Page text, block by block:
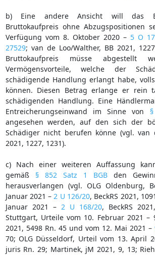
b) Eine andere Ansicht will das
Bruttokaufpreis ohne Abzugspositionen
Verfügung vom 8. Oktober 2020 – 5 O
27529; van de Loo/Walther, BB 2021,
Bruttokaufpreis müsse abgestellt
Vermögensvorteile, welche der
schädigende Handlung erlangt habe,
können. Diesen Betrag erlange er rein
schädigenden Handlung. Eine
Entreicherungseinwand im Sinne von
angesehen werden, auf den sich der
Schädiger nicht berufen könne (vgl. van
2021, 1227, 1231).
c) Nach einer weiteren Auffassung
gemäß § 852 Satz 1 BGB den
herausverlangen (vgl. OLG Oldenburg,
Januar 2021 – 2 U 126/20, BeckRS 2021,
Januar 2021 – 2 U 168/20, BeckRS
Stuttgart, Urteile vom 10. Februar 2021 –
2021, 5498 Rn. 45 und vom 12. Mai 2021 –
70; OLG Düsseldorf, Urteil vom 13. April
juris Rn. 29; Martinek, jM 2021, 9, 13;